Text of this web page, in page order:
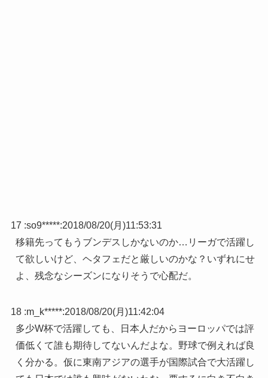
17 :so9*****:2018/08/20(月)11:53:31
移籍先ってもうブンデスしかないのか…リーガで活躍し
て欲しいけど、ヘタフェだと厳しいのかな？いずれにせ
よ、残念なシーズンになりそうで心配だ。
18 :m_k*****:2018/08/20(月)11:42:04
多少W杯で活躍しても、日本人だからヨーロッパでは評
価低くて誰も期待してないんだよな。野球で例えれば良
く分かる。仮に東南アジアの選手が国際試合で大活躍し